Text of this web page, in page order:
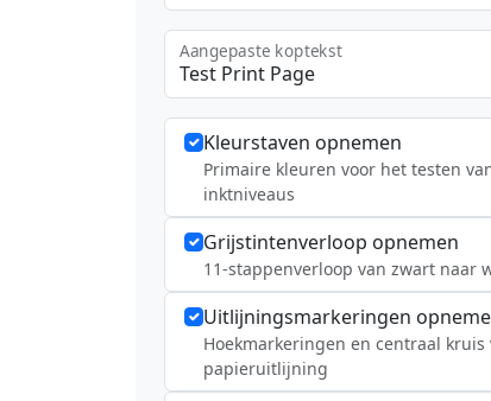
Aangepaste koptekst
Kleurstaven opnemen
Primaire kleuren voor het testen
inktniveaus
Grijstintenverloop opnemen
11-stappenverloop van zwart naar
Uitlijningsmarkeringen
Hoekmarkeringen en centraal kruis
papieruitlijning